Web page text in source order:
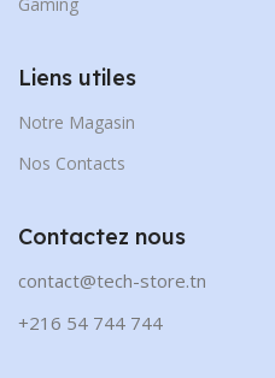
Liens utiles
Notre Magasin
Nos Contacts
Contactez nous
contact@tech-store.tn
+216 54 744 744